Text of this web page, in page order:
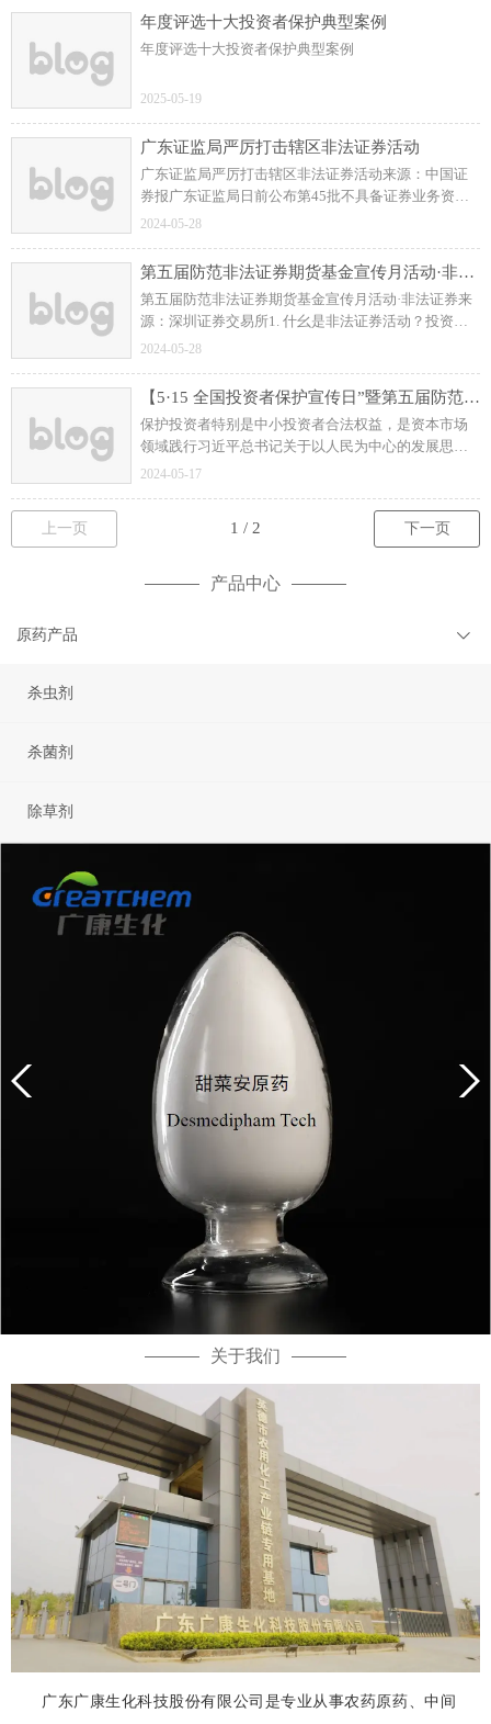
年度评选十大投资者保护典型案例
年度评选十大投资者保护典型案例
2025-05-19
广东证监局严厉打击辖区非法证券活动
广东证监局严厉打击辖区非法证券活动来源：中国证
券报广东证监局日前公布第45批不具备证券业务资质
的机构名单，涉及24家被举报从事非法证券活动的机
关；
2024-05-28
第五届防范非法证券期货基金宣传月活动·非法证券
第五届防范非法证券期货基金宣传月活动·非法证券来
源：深圳证券交易所1. 什幺是非法证券活动？投资者
买卖股票只能在依法设立的证券交易场所进行，不能
透支交易。
2024-05-28
【5·15 全国投资者保护宣传日”暨第五届防范非法证券期货基金宣传月】吴清主席在 2024 年“5·15 全国投资者保护宣传日”活动上的致辞
保护投资者特别是中小投资者合法权益，是资本市场
领域践行习近平总书记关于以人民为中心的发展思想
的具体体现。我们将一以贯之抓好落实，把投资者保
2024-05-17
上一页 下一页
产品中心
原药产品
杀虫剂
杀菌剂
除草剂
关于我们
广东广康生化科技股份有限公司是专业从事农药原药、中间